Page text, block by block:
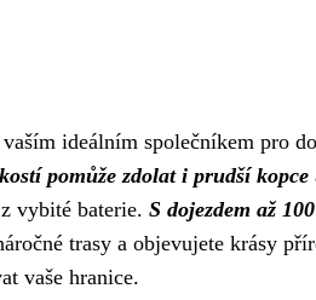
ideálním společníkem pro
pomůže zdolat i prudší kopce
vybité baterie. S dojezdem až
trasy a objevujete krásy
vaše hranice.